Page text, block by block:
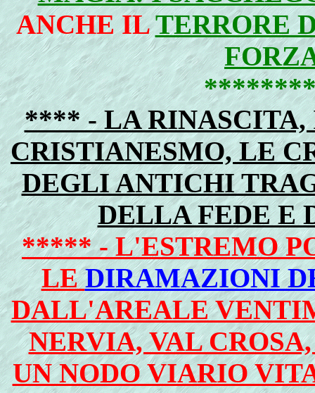
ANCHE ILTERRORE
**** - LA RINASCITA,
CRISTIANESMO, LE
DEGLI ANTICHI
DELLA FEDE E
***** - L'ESTREMO
LEDIRAMAZIONI
DALL'AREALE
NERVIA, VAL
UN NODO VIARIO